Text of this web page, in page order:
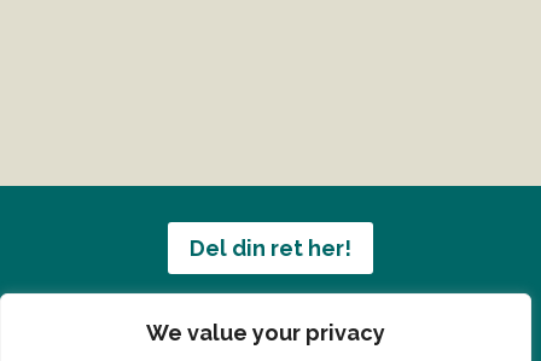
We value your privacy
Del din ret her!
Har du en konge ret du vil dele?